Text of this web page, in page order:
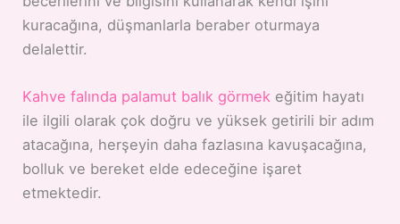
kuracağına, düşmanlarla beraber oturmaya
delalettir.
Kahve falında palamut balık görmek eğitim hayatı
ile ilgili olarak çok doğru ve yüksek getirili bir adım
atacağına, herşeyin daha fazlasına kavuşacağına,
bolluk ve bereket elde edeceğine işaret
etmektedir.